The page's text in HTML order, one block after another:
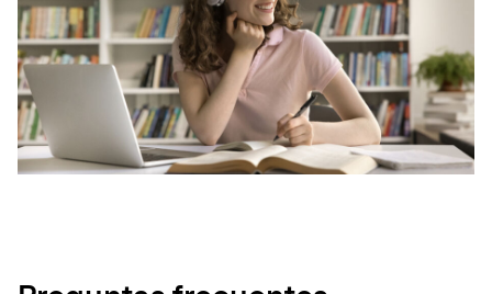
Documentación de la titulación
Aprobación
Estatal
Plan de estudios del Bachelor